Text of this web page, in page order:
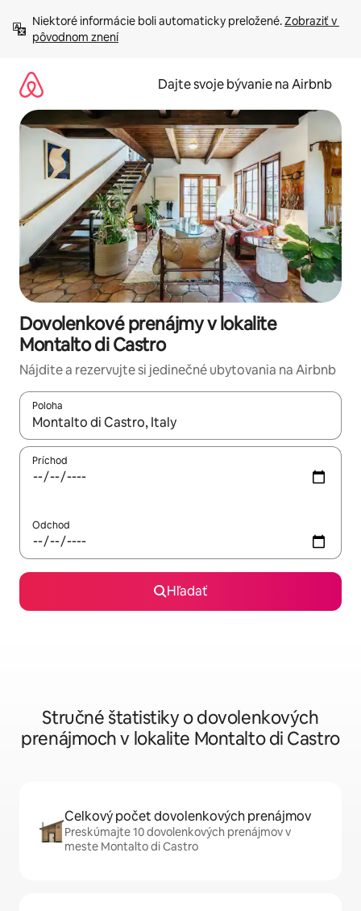
obsah.
Niektoré informácie boli automaticky preložené. Zobraziť v
pôvodnom znení
Dajte svoje bývanie na Airbnb
Dovolenkové prenájmy v lokalite
Montalto di Castro
Nájdite a rezervujte si jedinečné ubytovania na Airbnb
Poloha
Keď budú výsledky k dispozícii, môžete si ich prechádzať
Príchod
Odchod
Hľadať
Stručné štatistiky o dovolenkových
prenájmoch v lokalite Montalto di Castro
Celkový počet dovolenkových prenájmov
Preskúmajte 10 dovolenkových prenájmov v
meste Montalto di Castro